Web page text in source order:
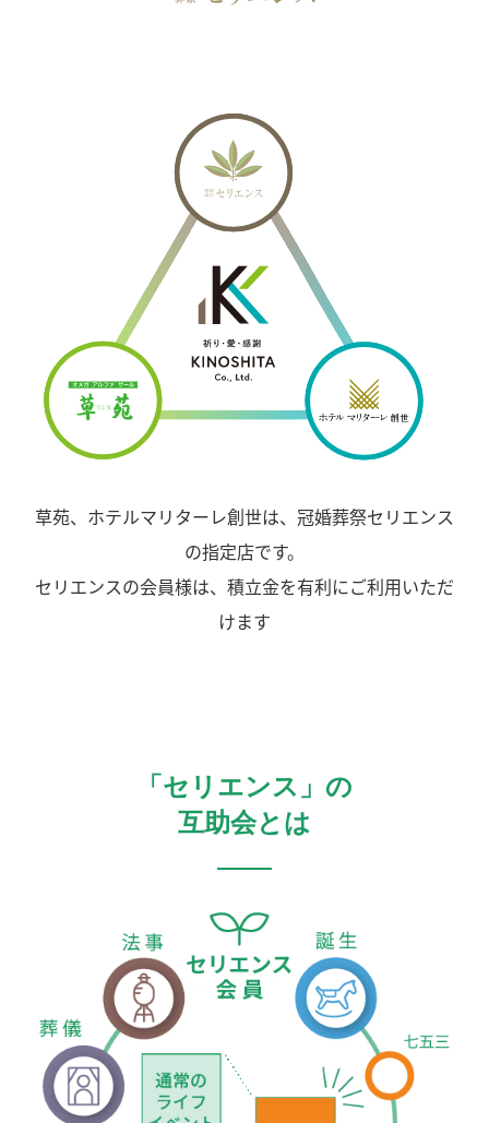
草苑、ホテルマリターレ創世は、冠婚葬祭セリエンス
の指定店です。
セリエンスの会員様は、積立金を有利にご利用いただ
けます
「セリエンス」の
互助会とは